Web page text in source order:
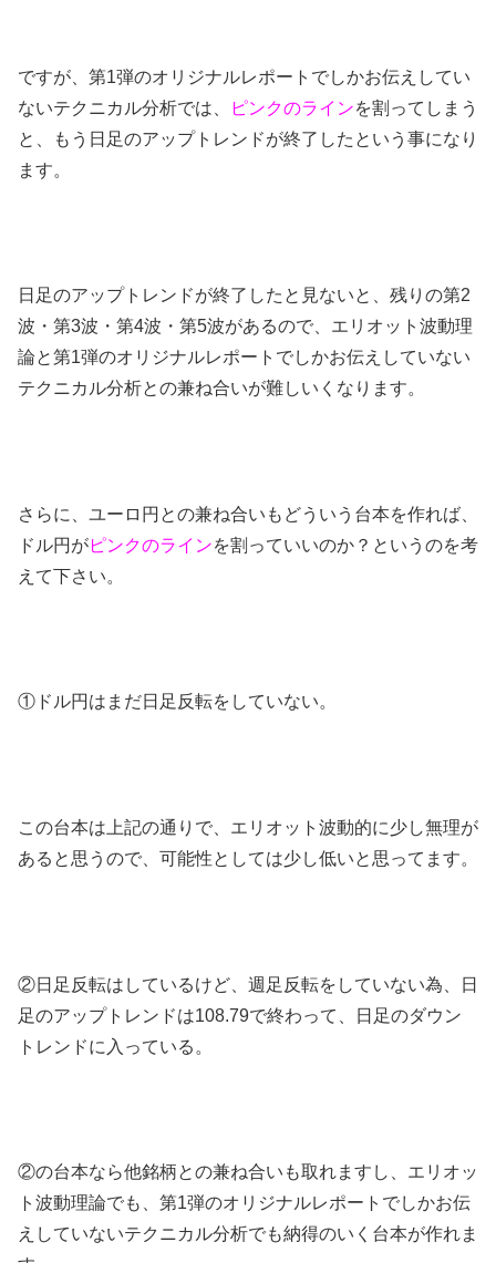
ですが、第1弾のオリジナルレポートでしかお伝えしてい
ないテクニカル分析では、
ピンクのラインを割ってしまう
と、もう日足のアップトレンドが終了したという事になり
ます。
日足のアップトレンドが終了したと見ないと、残りの第2
波・第3波・第4波・第5波があるので、エリオット波動理
論と第1弾のオリジナルレポートでしかお伝えしていない
テクニカル分析との兼ね合いが難しいくなります。
さらに、ユーロ円との兼ね合いもどういう台本を作れば、
ドル円がピンクのラインを割っていいのか？というのを考
えて下さい。
①ドル円はまだ日足反転をしていない。
この台本は上記の通りで、エリオット波動的に少し無理が
あると思うので、可能性としては少し低いと思ってます。
②日足反転はしているけど、週足反転をしていない為、日
足のアップトレンドは108.79で終わって、日足のダウン
トレンドに入っている。
②の台本なら他銘柄との兼ね合いも取れますし、エリオッ
ト波動理論でも、第1弾のオリジナルレポートでしかお伝
えしていないテクニカル分析でも納得のいく台本が作れま